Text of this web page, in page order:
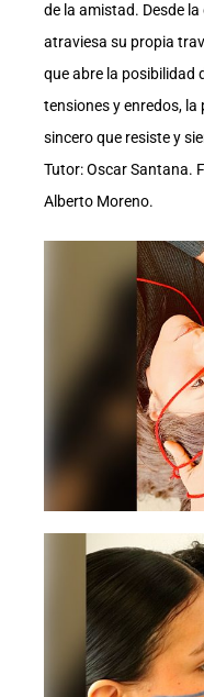
de la amistad. Desde
atraviesa su propia
que abre la posibilidad
tensiones y enredos, la
sincero que resiste y
Tutor: Oscar Santana.
Alberto Moreno.